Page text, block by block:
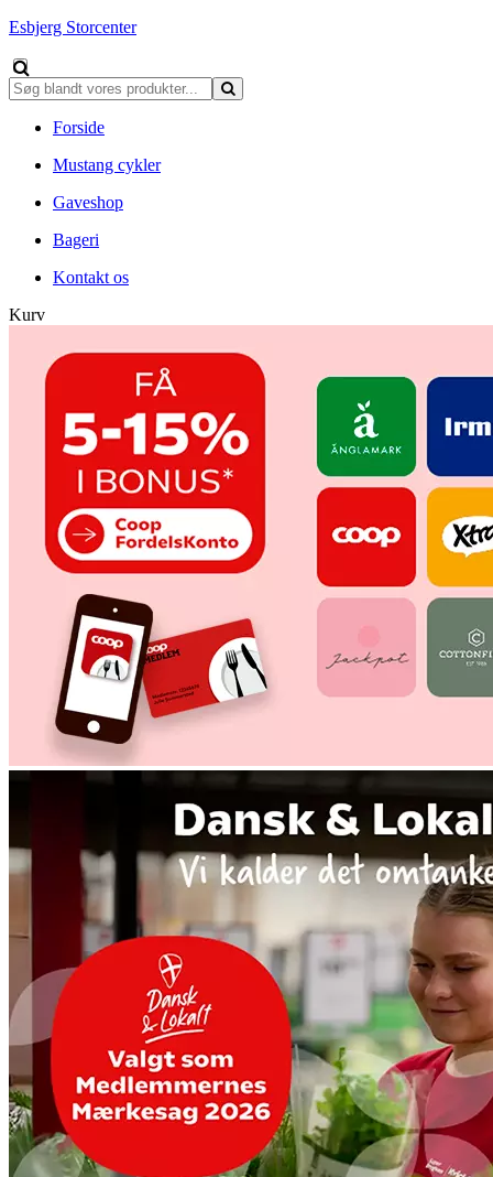
Esbjerg Storcenter
Forside
Mustang cykler
Gaveshop
Bageri
Kontakt os
Kurv